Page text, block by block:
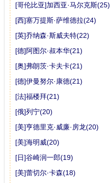
[哥伦比亚]加西亚·马尔克斯(25)
[西]塞万提斯·萨维德拉(24)
[英]乔纳森·斯威夫特(22)
[德]阿图尔·叔本华(21)
[奥]弗朗茨·卡夫卡(21)
[德]伊曼努尔·康德(21)
[法]福楼拜(21)
[俄]列宁(20)
[美]亨德里克·威廉·房龙(20)
[美]海明威(20)
[日]谷崎润一郎(19)
[美]蕾切尔·卡森(18)